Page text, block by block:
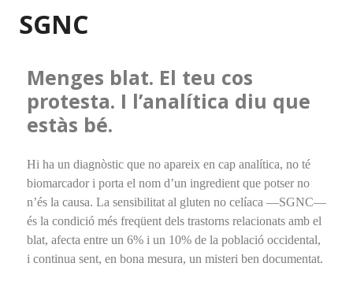
SGNC
Menges blat. El teu cos
protesta. I l’analítica diu que
estàs bé.
Hi ha un diagnòstic que no apareix en cap analítica, no té
biomarcador i porta el nom d’un ingredient que potser no
n’és la causa. La sensibilitat al gluten no celíaca —SGNC—
és la condició més freqüent dels trastorns relacionats amb el
blat, afecta entre un 6% i un 10% de la població occidental,
i continua sent, en bona mesura, un misteri ben documentat.